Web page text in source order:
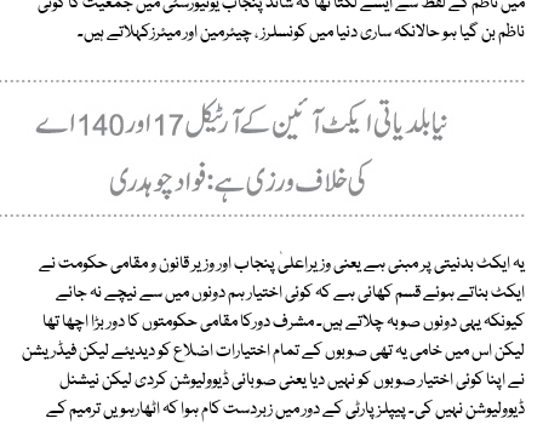
ناظم بن گیا ہو حالانکہ ساری دنیا میں کونسلرز ، چیئرمین اور میئرزکہلاتے ہیں۔
یہ ایکٹ بدنیتی پر مبنی ہے یعنی وزیراعلیٰ پنجاب اور وزیر قانون و مقامی حکومت نے
ایکٹ بناتے ہوئے قسم کھائی ہے کہ کوئی اختیار ہم دونوں میں سے نیچے نہ جائے
کیونکہ یہی دونوں صوبہ چلاتے ہیں۔ مشرف دورکا مقامی حکومتوں کا دور بڑا اچھا تھا
لیکن اس میں خامی یہ تھی صوبوں کے تمام اختیارات اضلاع کو دیدیئے لیکن فیڈریشن
نے اپنا کوئی اختیار صوبوں کو نہیں دیا یعنی صوبائی ڈیوولیوشن کردی لیکن نیشنل
ڈیوولیوشن نہیں کی۔ پیپلزپارٹی کے دور میں زبردست کام ہوا کہ اٹھارہویں ترمیم کے